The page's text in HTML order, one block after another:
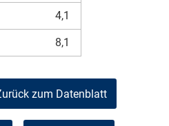
4,1
8,1
zum Datenblatt